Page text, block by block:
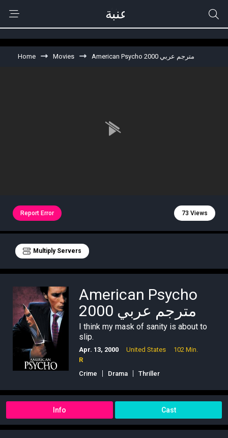
Home Movies American Psycho 2000 مترجم عربي
73 Views
Report Error
Multiply Servers
American Psycho
2000 مترجم عربي
I think my mask of sanity is about to
slip.
Apr. 13, 2000 United States
102 Min.
R
Crime
Drama Thriller
Info Cast